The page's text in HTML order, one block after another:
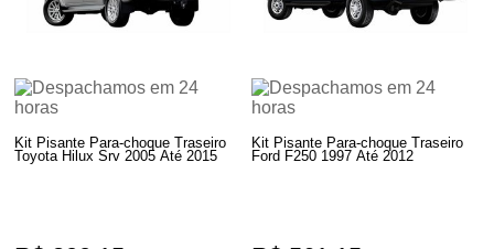
Kit Pisante Para-choque Traseiro
Toyota Hilux Srv 2005 Até 2015
Kit Pisante Para-choque Traseiro
Ford F250 1997 Até 2012